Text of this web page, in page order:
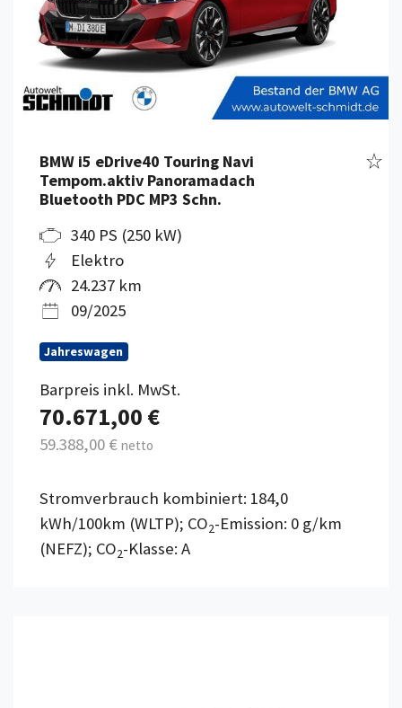
BMW i5 eDrive40 Touring Navi
Tempom.aktiv Panoramadach
Bluetooth PDC MP3 Schn.
340 PS (250 kW)
Elektro
24.237 km
09/2025
Jahreswagen
Barpreis inkl. MwSt.
70.671,00 €
59.388,00 € netto
Stromverbrauch kombiniert: 184,0
kWh/100km (WLTP); CO2-Emission: 0 g/km
(NEFZ); CO2-Klasse: A